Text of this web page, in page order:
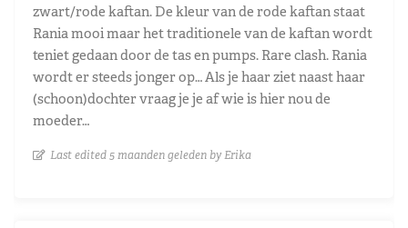
zwart/rode kaftan. De kleur van de rode kaftan staat
Rania mooi maar het traditionele van de kaftan wordt
teniet gedaan door de tas en pumps. Rare clash. Rania
wordt er steeds jonger op… Als je haar ziet naast haar
(schoon)dochter vraag je je af wie is hier nou de
moeder…
Last edited 5 maanden geleden by Erika